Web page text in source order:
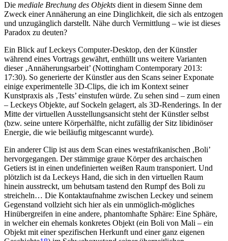
Die mediale Brechung des Objekts dient in diesem Sinne dem
Zweck einer Annäherung an eine Dinglichkeit, die sich als entzogen
und unzugänglich darstellt. Nähe durch Vermittlung – wie ist dieses
Paradox zu deuten?
Ein Blick auf Leckeys Computer-Desktop, den der Künstler
während eines Vortrags gewährt, enthüllt uns weitere Varianten
dieser ‚Annäherungsarbeit’ (Nottingham Contemporary 2013:
17:30). So generierte der Künstler aus den Scans seiner Exponate
einige experimentelle 3D-Clips, die ich im Kontext seiner
Kunstpraxis als ‚Tests’ einstufen würde. Zu sehen sind – zum einen
– Leckeys Objekte, auf Sockeln gelagert, als 3D-Renderings. In der
Mitte der virtuellen Ausstellungsansicht steht der Künstler selbst
(bzw. seine untere Körperhälfte, nicht zufällig der Sitz libidinöser
Energie, die wie beiläufig mitgescannt wurde).
Ein anderer Clip ist aus dem Scan eines westafrikanischen ,Boli’
hervorgegangen. Der stämmige graue Körper des archaischen
Getiers ist in einen undefinierten weißen Raum transponiert. Und
plötzlich ist da Leckeys Hand, die sich in den virtuellen Raum
hinein ausstreckt, um behutsam tastend den Rumpf des Boli zu
streicheln… Die Kontaktaufnahme zwischen Leckey und seinem
Gegenstand vollzieht sich hier als ein unmöglich-mögliches
Hinübergreifen in eine andere, phantomhafte Sphäre: Eine Sphäre,
in welcher ein ehemals konkretes Objekt (ein Boli von Mali – ein
Objekt mit einer spezifischen Herkunft und einer ganz eigenen